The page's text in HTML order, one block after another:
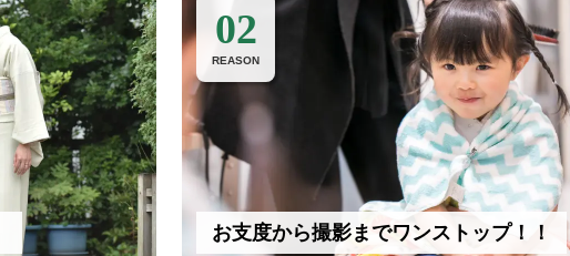
02
REASON
お支度から撮影までワンストップ！！